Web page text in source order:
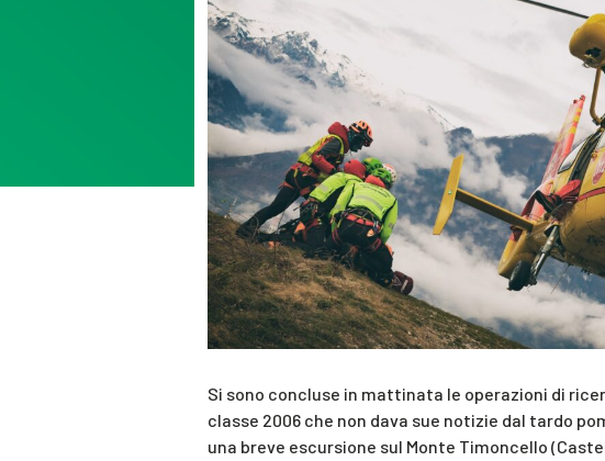
Si sono concluse in mattinata le operazioni di
classe 2006 che non dava sue notizie dal tardo
una breve escursione sul Monte Timoncello